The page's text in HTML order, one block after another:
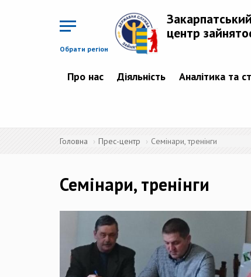
Обрати регіон
центр
Про нас Діяльність Аналітика та
Головна Прес-центр Семінари, тренінги
Семінари, тренінги